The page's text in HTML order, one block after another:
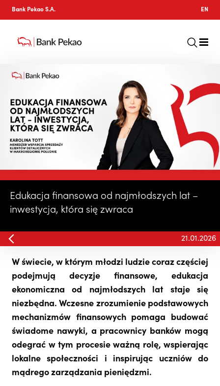
Bank Pekao S.A. EN
Edukacja finansowa od najmłodszych lat –
inwestycja, która się zwraca
21.01.2026
W świecie, w którym młodzi ludzie coraz częściej
podejmują decyzje finansowe, edukacja
ekonomiczna od najmłodszych lat staje się
niezbędna. Wczesne zrozumienie podstawowych
mechanizmów finansowych pomaga budować
świadome nawyki, a pracownicy banków mogą
odegrać w tym procesie ważną rolę, wspierając
lokalne społeczności i inspirując uczniów do
mądrego zarządzania pieniędzmi.